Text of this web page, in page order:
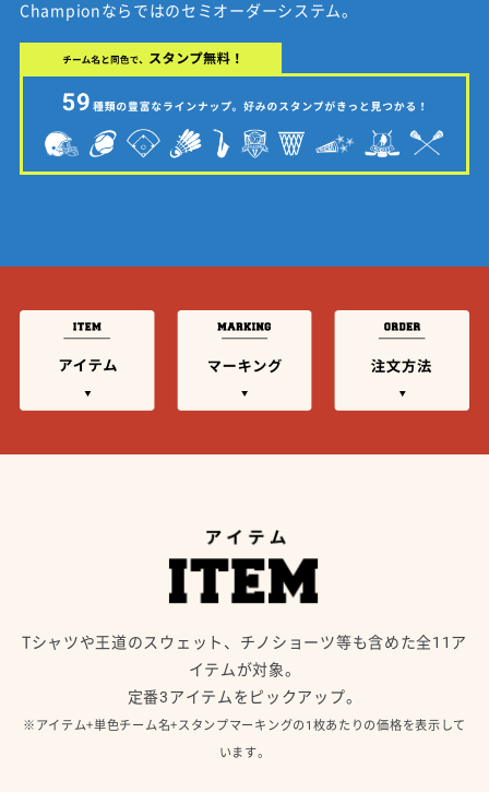
Championならではのセミオーダーシステム。
Tシャツや王道のスウェット、チノショーツ等も含めた全11ア
イテムが対象。
定番3アイテムをピックアップ。
※アイテム+単色チーム名+スタンプマーキングの1枚あたりの価格を表示して
います。